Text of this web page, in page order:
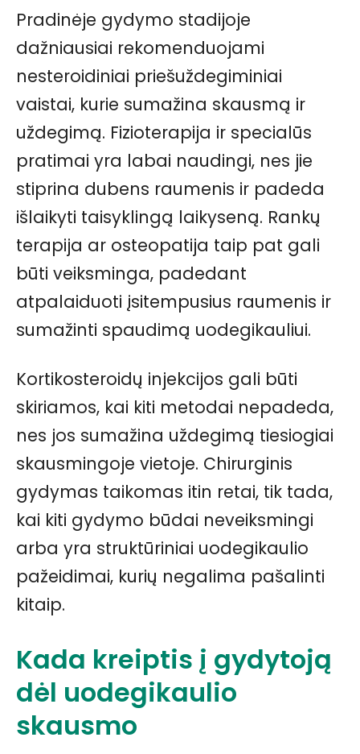
Pradinėje gydymo stadijoje
dažniausiai rekomenduojami
nesteroidiniai priešuždegiminiai
vaistai, kurie sumažina skausmą ir
uždegimą. Fizioterapija ir specialūs
pratimai yra labai naudingi, nes jie
stiprina dubens raumenis ir padeda
išlaikyti taisyklingą laikyseną. Rankų
terapija ar osteopatija taip pat gali
būti veiksminga, padedant
atpalaiduoti įsitempusius raumenis ir
sumažinti spaudimą uodegikauliui.
Kortikosteroidų injekcijos gali būti
skiriamos, kai kiti metodai nepadeda,
nes jos sumažina uždegimą tiesiogiai
skausmingoje vietoje. Chirurginis
gydymas taikomas itin retai, tik tada,
kai kiti gydymo būdai neveiksmingi
arba yra struktūriniai uodegikaulio
pažeidimai, kurių negalima pašalinti
kitaip.
Kada kreiptis į gydytoją
dėl uodegikaulio
skausmo